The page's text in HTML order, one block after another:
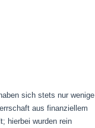
sich stets nur wenige
aus finanziellem
hierbei wurden rein